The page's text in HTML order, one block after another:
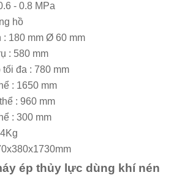
- 0.8 MPa
hồ
: 180 mm Ø 60 mm
: 580 mm
đa : 780 mm
: 1650 mm
: 960 mm
: 300 mm
ép thủy lực dùng khí nén